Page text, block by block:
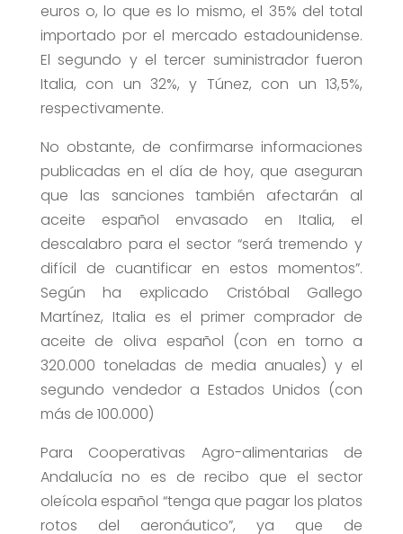
euros o, lo que es lo mismo, el 35% del total
importado por el mercado estadounidense.
El segundo y el tercer suministrador fueron
Italia, con un 32%, y Túnez, con un 13,5%,
respectivamente.
No obstante, de confirmarse informaciones
publicadas en el día de hoy, que aseguran
que las sanciones también afectarán al
aceite español envasado en Italia, el
descalabro para el sector “será tremendo y
difícil de cuantificar en estos momentos”.
Según ha explicado Cristóbal Gallego
Martínez, Italia es el primer comprador de
aceite de oliva español (con en torno a
320.000 toneladas de media anuales) y el
segundo vendedor a Estados Unidos (con
más de 100.000)
Para Cooperativas Agro-alimentarias de
Andalucía no es de recibo que el sector
oleícola español “tenga que pagar los platos
rotos del aeronáutico”, ya que de